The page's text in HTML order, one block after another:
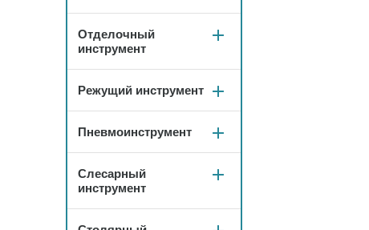
Отделочный
инструмент
Режущий инструмент
Пневмоинструмент
Слесарный
инструмент